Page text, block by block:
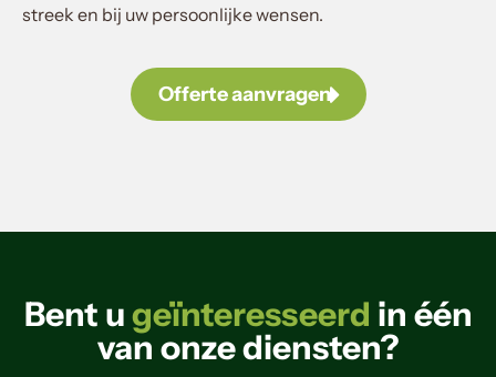
streek en bij uw persoonlijke wensen.
Offerte aanvragen
Bent ugeïnteresseerd in één
van onze diensten?